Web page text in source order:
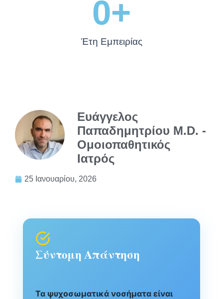
Έτη Εμπειρίας
0+
Ευάγγελος
Παπαδημητρίου M.D. -
Ομοιοπαθητικός
Ιατρός
25 Ιανουαρίου, 2026
Σύντομη Απάντηση
Τα ψυχοσωματικά νοσήματα είναι